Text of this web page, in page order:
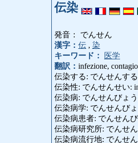
伝染
発音： でんせん
漢字： 伝 , 染
キーワード：
医学
翻訳： infezione,
伝染する: でんせんする:
伝染性: でんせんせい:
伝染病: でんせんびょう:
伝染病学: でんせんび
伝染病患者: でんせん
伝染病研究所: でんせん
伝染病流行地: でんせ